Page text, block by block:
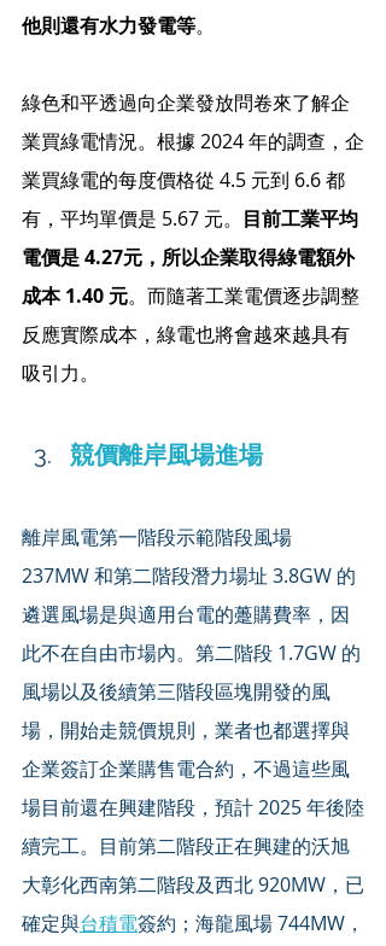
他則還有水力發電等。
綠色和平透過向企業發放問卷來了解企
業買綠電情況。根據 2024 年的調查，企
業買綠電的每度價格從 4.5 元到 6.6 都
有，平均單價是 5.67 元。 目前工業平均
電價是 4.27元，所以企業取得綠電額外
成本 1.40 元。而隨著工業電價逐步調整
反應實際成本，綠電也將會越來越具有
吸引力。
競價離岸風場進場
離岸風電第一階段示範階段風場
237MW 和第二階段潛力場址 3.8GW 的
遴選風場是與適用台電的躉購費率，因
此不在自由市場內。第二階段 1.7GW 的
風場以及後續第三階段區塊開發的風
場，開始走競價規則，業者也都選擇與
企業簽訂企業購售電合約，不過這些風
場目前還在興建階段，預計 2025 年後陸
續完工。目前第二階段正在興建的沃旭
大彰化西南第二階段及西北 920MW，已
確定與台積電簽約；海龍風場 744MW，